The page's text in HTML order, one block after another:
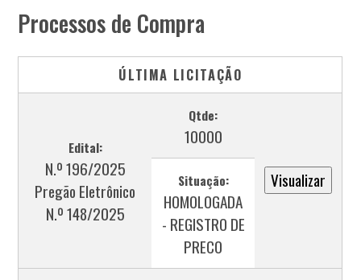
Processos de Compra
ÚLTIMA LICITAÇÃO
Edital:
N.º 196/2025
Pregão Eletrônico
N.º 148/2025
Qtde:
10000
Situação:
HOMOLOGADA
- REGISTRO DE
PRECO